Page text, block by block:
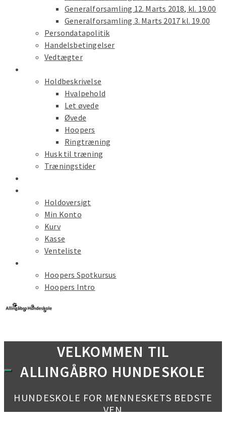
Generalforsamling 12. Marts 2018, kl. 19.00
Generalforsamling 3. Marts 2017 kl. 19.00
Persondatapolitik
Handelsbetingelser
Vedtægter
Holdbeskrivelse
Hvalpehold
Let øvede
Øvede
Hoopers
Ringtræning
Husk til træning
Træningstider
Holdoversigt
Min Konto
Kurv
Kasse
Venteliste
Hoopers Spotkursus
Hoopers Intro
VELKOMMEN TIL
ALLINGÅBRO HUNDESKOLE
HUNDESKOLE FOR MENNESKETS BEDSTE
VEN